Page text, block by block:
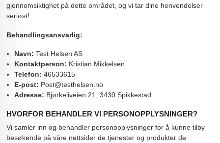
gjennomsiktighet på dette området, og vi tar dine henvendelser
seriøst!
Behandlingsansvarlig:
Navn: Test Helsen AS
Kontaktperson: Kristian Mikkelsen
Telefon: 46533615
E-post: Post@testhelsen.no
Adresse: Bjørkeliveien 21, 3430 Spikkestad
HVORFOR BEHANDLER VI PERSONOPPLYSNINGER?
Vi samler inn og behandler personopplysninger for å kunne tilby
besøkende på våre nettsider de tjenester og produkter de